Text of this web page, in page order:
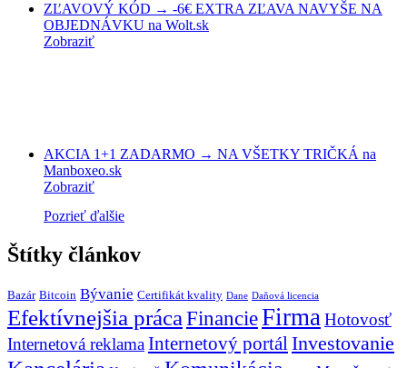
ZĽAVOVÝ KÓD → -6€ EXTRA ZĽAVA NAVYŠE NA
OBJEDNÁVKU na Wolt.sk
Zobraziť
AKCIA 1+1 ZADARMO → NA VŠETKY TRIČKÁ na
Manboxeo.sk
Zobraziť
Pozrieť ďalšie
Štítky článkov
Bazár Bitcoin Bývanie Certifikát kvality Dane Daňová licencia
Efektívnejšia prácaFinancieFirmaHotovosť
Internetová reklamaInternetový portálInvestovanie